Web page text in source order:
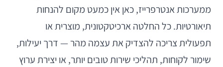
ממערכות אנטרפרייז, כאן אין כמעט מקום להנחות
תיאורטיות. כל החלטה ארכיטקטונית, מוצרית או
תפעולית צריכה להצדיק את עצמה מהר — דרך יעילות,
שימור לקוחות, תהליכי שירות טובים יותר, או יצירת ערוץ